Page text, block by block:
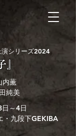
シリーズ2024
』
内薫
純美
～4日
・九段下GEKIBA